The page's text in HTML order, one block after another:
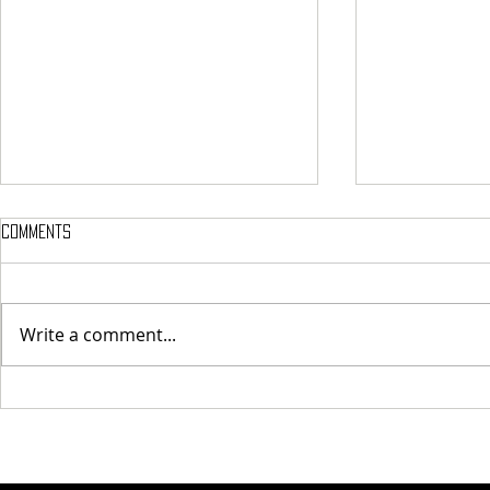
প্ৰেম বিৰোধী মই হেঙুলী ৰহণ
Comments
Write a comment...